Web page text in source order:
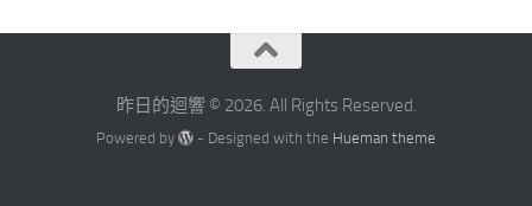
昨日的迴響 © 2026. All Rights Reserved.
Powered by - Designed with the Hueman theme